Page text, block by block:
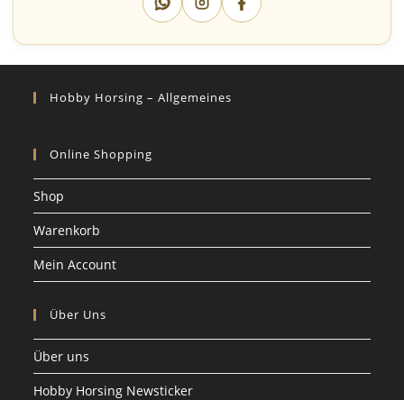
Hobby Horsing – Allgemeines
Online Shopping
Shop
Warenkorb
Mein Account
Über Uns
Über uns
Hobby Horsing Newsticker